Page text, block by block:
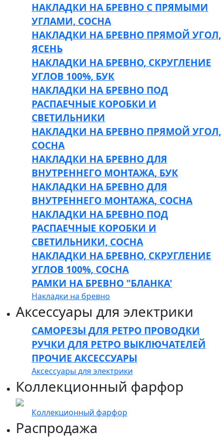
НАКЛАДКИ НА БРЕВНО С ПРЯМЫМИ
УГЛАМИ, СОСНА
НАКЛАДКИ НА БРЕВНО ПРЯМОЙ УГОЛ,
ЯСЕНЬ
НАКЛАДКИ НА БРЕВНО, СКРУГЛЕНИЕ
УГЛОВ 100%, БУК
НАКЛАДКИ НА БРЕВНО ПОД
РАСПАЕЧНЫЕ КОРОБКИ И
СВЕТИЛЬНИКИ
НАКЛАДКИ НА БРЕВНО ПРЯМОЙ УГОЛ,
СОСНА
НАКЛАДКИ НА БРЕВНО ДЛЯ
ВНУТРЕННЕГО МОНТАЖА, БУК
НАКЛАДКИ НА БРЕВНО ДЛЯ
ВНУТРЕННЕГО МОНТАЖА, СОСНА
НАКЛАДКИ НА БРЕВНО ПОД
РАСПАЕЧНЫЕ КОРОБКИ И
СВЕТИЛЬНИКИ, СОСНА
НАКЛАДКИ НА БРЕВНО, СКРУГЛЕНИЕ
УГЛОВ 100%, СОСНА
РАМКИ НА БРЕВНО "БЛАНКА'
Накладки на бревно
Аксессуары для электрики
САМОРЕЗЫ ДЛЯ РЕТРО ПРОВОДКИ
РУЧКИ ДЛЯ РЕТРО ВЫКЛЮЧАТЕЛЕЙ
ПРОЧИЕ АКСЕССУАРЫ
Аксессуары для электрики
Коллекционный фарфор
Коллекционный фарфор
Распродажа